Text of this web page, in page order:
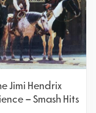
Jimi Hendrix
– Smash Hits